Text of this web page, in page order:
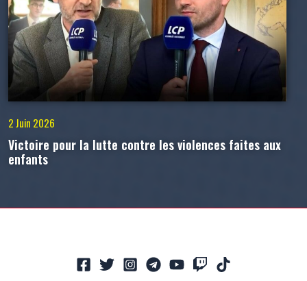
2 Juin 2026
Victoire pour la lutte contre les violences faites aux
enfants